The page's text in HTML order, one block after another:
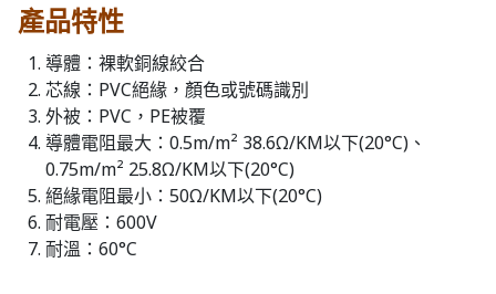
產品特性
導體：裸軟銅線絞合
芯線：PVC絕緣，顏色或號碼識別
外被：PVC，PE被覆
導體電阻最大：0.5m/m² 38.6Ω/KM以下(20°C)、
0.75m/m² 25.8Ω/KM以下(20°C)
絕緣電阻最小：50Ω/KM以下(20°C)
耐電壓：600V
耐溫：60°C